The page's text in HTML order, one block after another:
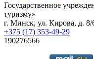
Государственное
туризму»
г. Минск, ул. Кирова, д. 8/
+375 (17) 353-49-29
190276566